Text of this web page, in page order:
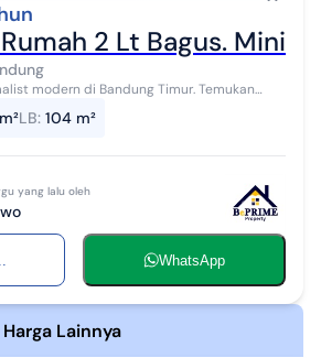
2 Lt Bagus.
di Bandung Timur. Temukan
asri
LB: 104 m²
yang lalu oleh
WhatsApp
Lainnya